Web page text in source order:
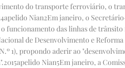
do transporte ferroviário, o
apelido Nian2Em janeiro, o
funcionamento das linhas de
de Desenvolvimento e
N.º 1), propondo aderir ao
2015apelido Nian5Em janeiro, a